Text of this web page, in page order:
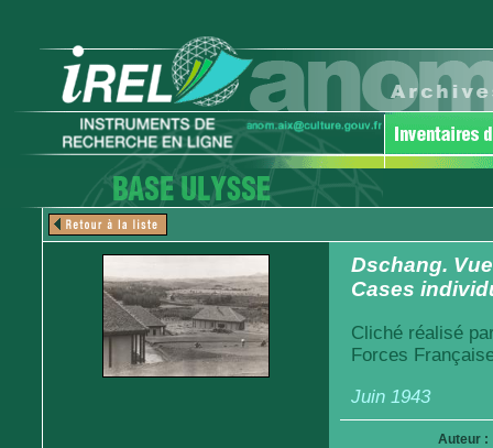
Dschang.
Cases
Cliché réalisé
Forces
Juin 1943
Auteur :